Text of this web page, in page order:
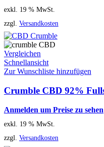
exkl. 19 % MwSt.
zzgl. Versandkosten
Vergleichen
Schnellansicht
Zur Wunschliste hinzufügen
Crumble CBD 92%
Anmelden um Preise zu sehen
exkl. 19 % MwSt.
zzgl. Versandkosten